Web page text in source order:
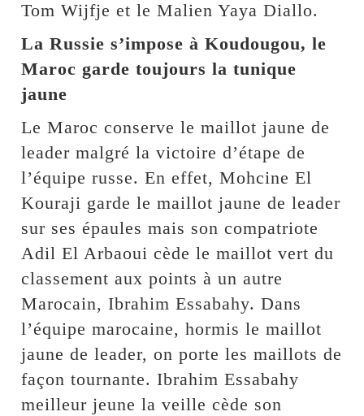
Tom Wijfje et le Malien Yaya Diallo.
La Russie s’impose à Koudougou, le
Maroc garde toujours la tunique
jaune
Le Maroc conserve le maillot jaune de
leader malgré la victoire d’étape de
l’équipe russe. En effet, Mohcine El
Kouraji garde le maillot jaune de leader
sur ses épaules mais son compatriote
Adil El Arbaoui cède le maillot vert du
classement aux points à un autre
Marocain, Ibrahim Essabahy. Dans
l’équipe marocaine, hormis le maillot
jaune de leader, on porte les maillots de
façon tournante. Ibrahim Essabahy
meilleur jeune la veille cède son